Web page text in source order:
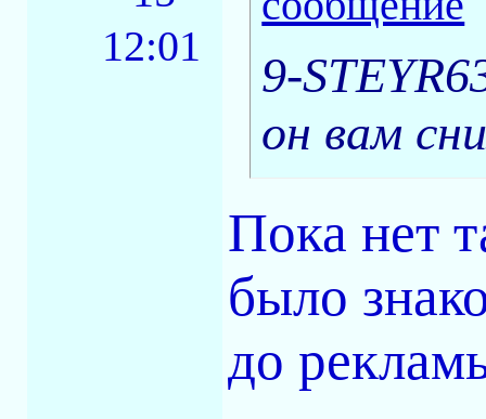
12:01
9-
он вам
Пока нет
было
до